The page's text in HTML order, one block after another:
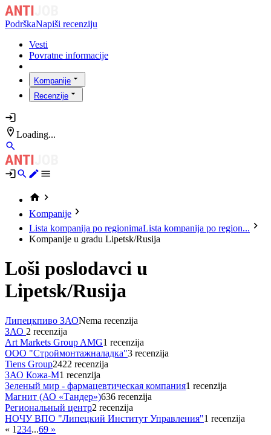
PodrškaNapiši recenziju
Vesti
Povratne informacije
Kompanije
Recenzije
Loading...
Kompanije
Lista kompanija po regionimaLista kompanija po region...
Kompanije u gradu Lipetsk/Rusija
Loši poslodavci u
Lipetsk/Rusija
Липецкпиво ЗАОNema recenzija
ЗАО 2 recenzija
Art Markets Group AMG1 recenzija
ООО "Строймонтажналадка"3 recenzija
Tiens Group2422 recenzija
ЗАО Кожа-М1 recenzija
Зеленый мир - фармацевтическая компания1 recenzija
Магнит (АО «Тандер»)636 recenzija
Региональный центр2 recenzija
НОЧУ ВПО "Липецкий Институт Управления"1 recenzija
« 1 234...69 »